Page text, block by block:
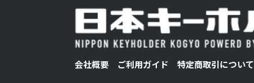
会社概要 ご利用ガイド 特定商取引について